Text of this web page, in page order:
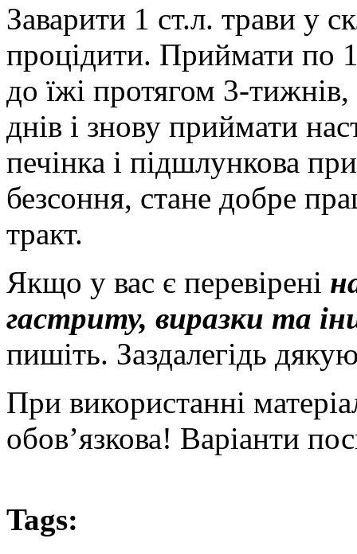
Заварити 1 ст.л. трави у
процідити. Приймати по
до їжі протягом 3-
днів і знову приймати
печінка і підшлункова
безсоння, стане добре
тракт.
Якщо у вас є перевірені
гастриту, виразки та
пишіть. Заздалегідь
При використанні
обов’язкова! Варіанти
Tags: